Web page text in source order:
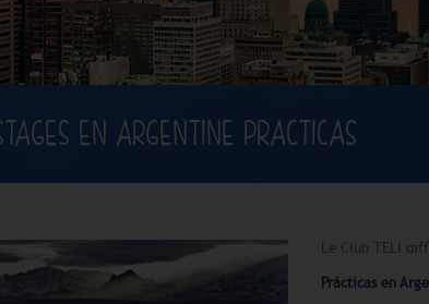
EN ARGENTINE PRACTICAS
Le Club TELI
Prácticas en